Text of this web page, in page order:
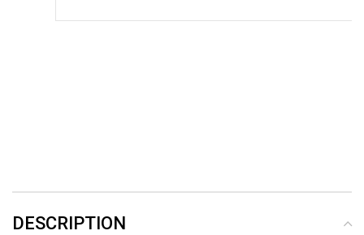
DESCRIPTION